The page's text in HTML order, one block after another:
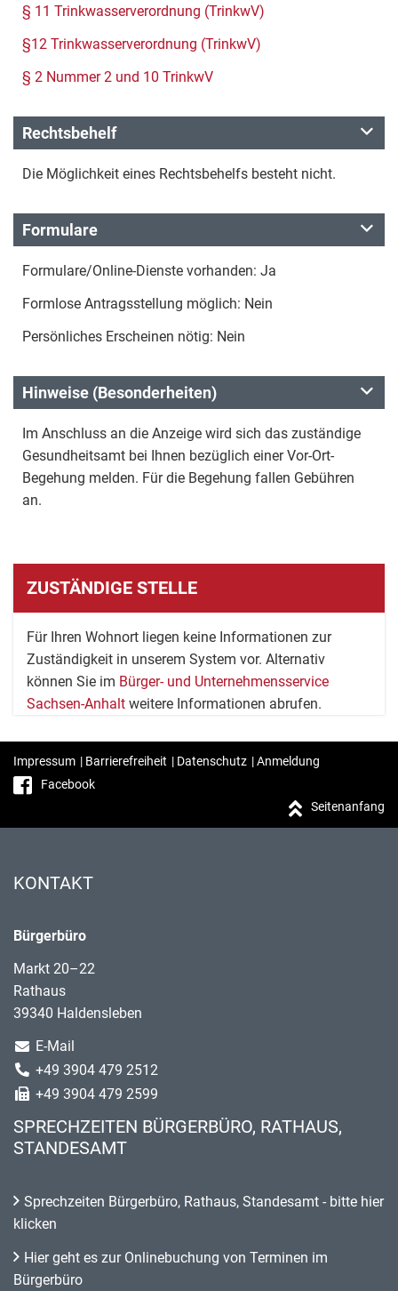
§ 11 Trinkwasserverordnung (TrinkwV)
§12 Trinkwasserverordnung (TrinkwV)
§ 2 Nummer 2 und 10 TrinkwV
Rechtsbehelf
Die Möglichkeit eines Rechtsbehelfs besteht nicht.
Formulare
Formulare/Online-Dienste vorhanden: Ja
Formlose Antragsstellung möglich: Nein
Persönliches Erscheinen nötig: Nein
Hinweise (Besonderheiten)
Im Anschluss an die Anzeige wird sich das zuständige
Gesundheitsamt bei Ihnen bezüglich einer Vor-Ort-
Begehung melden. Für die Begehung fallen Gebühren
an.
ZUSTÄNDIGE STELLE
Für Ihren Wohnort liegen keine Informationen zur
Zuständigkeit in unserem System vor. Alternativ
können Sie im Bürger- und Unternehmensservice
Sachsen-Anhalt weitere Informationen abrufen.
Impressum | Barrierefreiheit | Datenschutz |Anmeldung
Facebook
Seitenanfang
KONTAKT
Bürgerbüro
Markt 20–22
Rathaus
39340 Haldensleben
E-Mail
+49 3904 479 2512
+49 3904 479 2599
SPRECHZEITEN BÜRGERBÜRO, RATHAUS,
STANDESAMT
Sprechzeiten Bürgerbüro, Rathaus, Standesamt - bitte hier
klicken
Hier geht es zur Onlinebuchung von Terminen im
Bürgerbüro